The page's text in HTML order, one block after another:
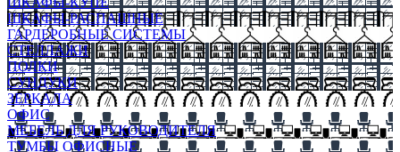
ШКАФЫ-РАСПАШНЫЕ
ГАРДЕРОБНЫЕ СИСТЕМЫ
СТЕЛЛАЖИ
ПОЛКИ
СУНДУКИ
ЗЕРКАЛА
ОФИС
МЕБЕЛЬ ДЛЯ РУКОВОДИТЕЛЯ
ТУМБЫ ОФИСНЫЕ